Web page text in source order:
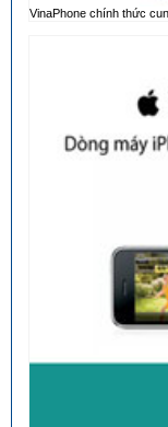
VinaPhone chính thức